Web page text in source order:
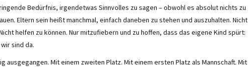
Bedürfnis, irgendetwas Sinnvolles zu sagen – obwohl es absolut nichts zu
Eltern sein heißt manchmal, einfach daneben zu stehen und auszuhalten. Nicht
helfen zu können. Nur mitzufiebern und zu hoffen, dass das eigene Kind spürt:
sind da.
ausgegangen. Mit einem zweiten Platz. Mit einem ersten Platz als Mannschaft. Mit